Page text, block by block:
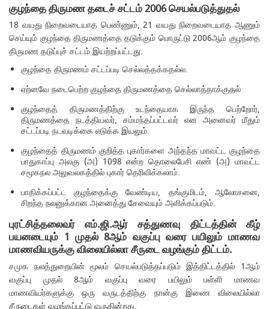
குழந்தை திருமண தடைச் சட்டம் 2006 செயல்படுத்துதல்
18 வயது நிறைவடையாத பெண்ணும், 21 வயது நிறைவடையாத ஆணும்
செய்யும் குழந்தை திருமணத்தை தடுக்கும் பொருட்டு 2006ஆம் குழந்தை
திருமண தடுப்புச் சட்டம் இயற்றப்பட்டது.
குழந்தை திருமணம் சட்டப்படி செல்லத்தக்கதல்ல.
ஏற்னவே நடைபெற்ற குழந்தை திருமணத்தை செல்லாத்தாக்குதல்
குழந்தைத் திருமணத்திற்கு உடந்தையாக இருந்த பெற்றோர்,
திருமணத்தை நடத்தியவர், சம்மந்தப்பட்டவர் என அனைவர் மீதும்
சட்டப்படி நடவடிக்கை எடுக்க இயலும்.
குழந்தைத் திருமணம் குறித்த புகார்களை அந்தந்த மாவட்ட குழந்தை
பாதுகாப்பு அலகு (அ) 1098 என்ற தொலைபேசி எண் (அ) மாவட்ட
சமூகநல அலுவலகத்தில் புகார் தெரிவிக்கலாம்.
பாதிக்கப்பட்ட குழந்தைக்கு வேண்டிய, தங்குமிடம், ஆலோசனை,
சிறந்த நலனுக்கான அனைத்து சேவையும் அளிக்கப்படும்.
புரட்சித்தலைவர் எம்.ஜி.ஆர் சத்துணவு திட்டத்தின் கீழ்
பயனடையும் 1 முதல் 8ஆம் வகுப்பு வரை பயிலும் மாணவ
மாணவியருக்கு விலையில்லா சீருடை வழங்கும் திட்டம்.
சமுக நலத்துறையின் மூலம் செயல்படுத்தப்படும் இத்திட்டத்தில் 1ஆம்
வகுப்பு முதல் 8ஆம் வகுப்பு வரை பயிலும் பள்ளி மாணவ
மாணவியர்களுக்கு ஒரு வருடத்திற்கு நான்கு இணை விலையில்லா
சீருடைகள் வழங்கப்பட்டு வருகின்றது.